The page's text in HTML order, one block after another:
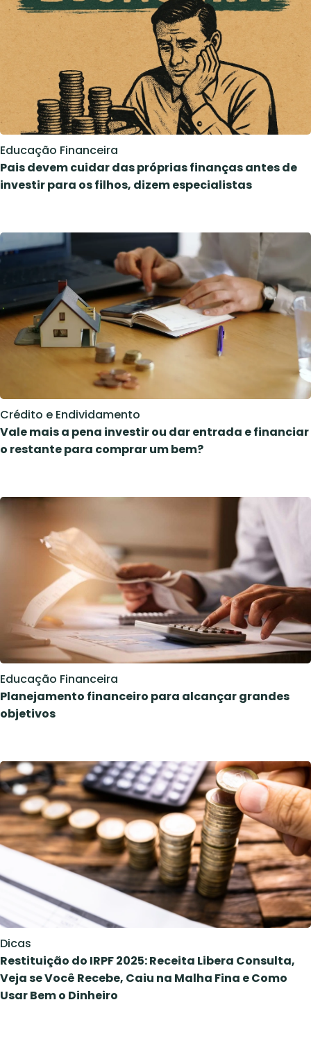
Educação Financeira
Pais devem cuidar das próprias finanças antes de
investir para os filhos, dizem especialistas
Crédito e Endividamento
Vale mais a pena investir ou dar entrada e financiar
o restante para comprar um bem?
Educação Financeira
Planejamento financeiro para alcançar grandes
objetivos
Dicas
Restituição do IRPF 2025: Receita Libera Consulta,
Veja se Você Recebe, Caiu na Malha Fina e Como
Usar Bem o Dinheiro